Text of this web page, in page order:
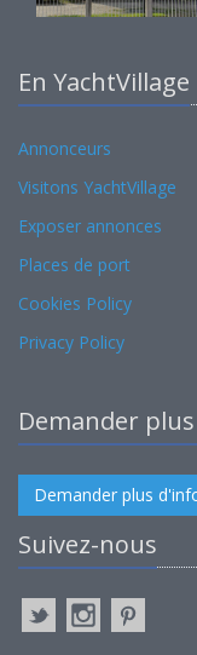
En YachtVillage
Annonceurs
Visitons YachtVillage
Exposer annonces
Places de port
Cookies Policy
Privacy Policy
Demander
Demander plus
Suivez-nous